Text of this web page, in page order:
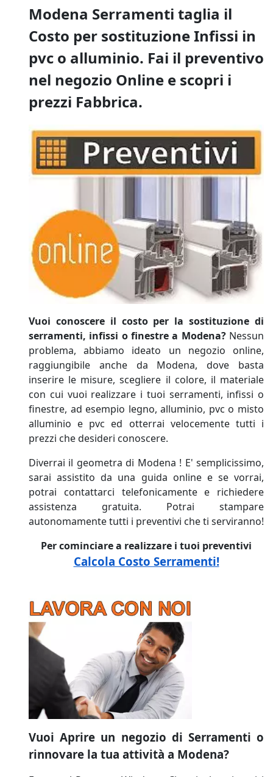
Modena Serramenti taglia il
Costo per sostituzione Infissi in
pvc o alluminio. Fai il preventivo
nel negozio Online e scopri i
prezzi Fabbrica.
Vuoi conoscere il costo per la sostituzione di
serramenti, infissi o finestre a Modena?Nessun
problema, abbiamo ideato un negozio online,
raggiungibile anche da Modena, dove basta
inserire le misure, scegliere il colore, il materiale
con cui vuoi realizzare i tuoi serramenti, infissi o
finestre, ad esempio legno, alluminio, pvc o misto
alluminio e pvc ed otterrai velocemente tutti i
prezzi che desideri conoscere.
Diverrai il geometra di Modena ! E' semplicissimo,
sarai assistito da una guida online e se vorrai,
potrai contattarci telefonicamente e richiedere
assistenza gratuita. Potrai stampare
autonomamente tutti i preventivi che ti serviranno!
Per cominciare a realizzare i tuoi preventivi
Calcola Costo Serramenti!
Vuoi Aprire un negozio di Serramenti o
rinnovare la tua attività a Modena?